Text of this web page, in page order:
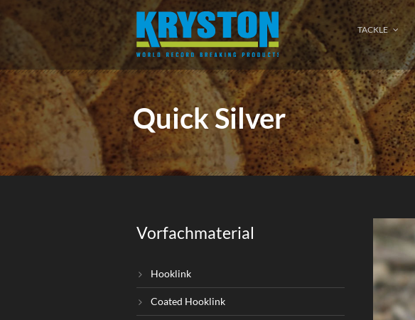
TACKLE
Quick Silver
Vorfachmaterial
Hooklink
Coated Hooklink